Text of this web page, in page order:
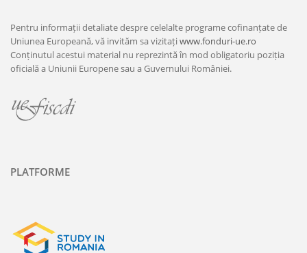
Pentru informații detaliate despre celelalte programe cofinanțate de
Uniunea Europeană, vă invităm sa vizitațiwww.fonduri-ue.ro
Conținutul acestui material nu reprezintă în mod obligatoriu poziția
oficială a Uniunii Europene sau a Guvernului României.
PLATFORME